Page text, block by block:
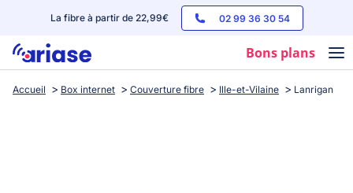
La fibre à partir de 22,99€ 02 99 36 30 54
Bons plans
Box internet
Accueil Box internet Couverture fibre Ille-et-Vilaine Lanrigan